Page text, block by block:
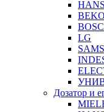
BEKO
LG
Дозатор и